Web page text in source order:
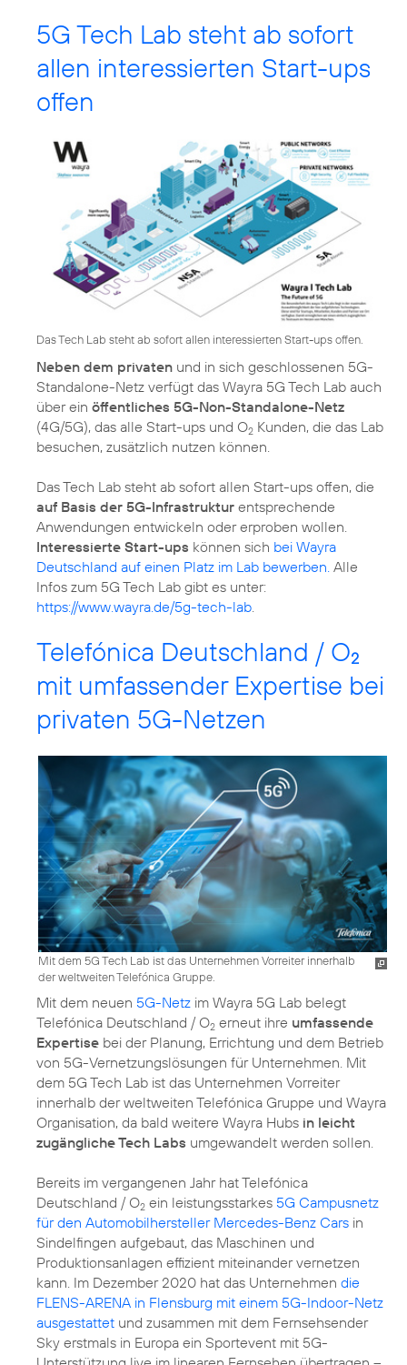
5G Tech Lab steht ab sofort
allen interessierten Start-ups
offen
Das Tech Lab steht ab sofort allen interessierten Start-ups offen.
Neben dem privaten und in sich geschlossenen 5G-
Standalone-Netz verfügt das Wayra 5G Tech Lab auch
über ein öffentliches 5G-Non-Standalone-Netz
(4G/5G), das alle Start-ups und O2 Kunden, die das Lab
besuchen, zusätzlich nutzen können.
Das Tech Lab steht ab sofort allen Start-ups offen, die
auf Basis der 5G-Infrastruktur entsprechende
Anwendungen entwickeln oder erproben wollen.
Interessierte Start-ups können sich bei Wayra
Deutschland auf einen Platz im Lab bewerben. Alle
Infos zum 5G Tech Lab gibt es unter:
https://www.wayra.de/5g-tech-lab
Telefónica Deutschland / O2
mit umfassender Expertise bei
privaten 5G-Netzen
Mit dem 5G Tech Lab ist das Unternehmen Vorreiter innerhalb
der weltweiten Telefónica Gruppe.
Mit dem neuen 5G-Netz im Wayra 5G Lab belegt
Telefónica Deutschland / O2 erneut ihre umfassende
Expertise bei der Planung, Errichtung und dem Betrieb
von 5G-Vernetzungslösungen für Unternehmen. Mit
dem 5G Tech Lab ist das Unternehmen Vorreiter
innerhalb der weltweiten Telefónica Gruppe und Wayra
Organisation, da bald weitere Wayra Hubs in leicht
zugängliche Tech Labs umgewandelt werden sollen.
Bereits im vergangenen Jahr hat Telefónica
Deutschland / O2 ein leistungsstarkes 5G Campusnetz
für den Automobilhersteller Mercedes-Benz Cars in
Sindelfingen aufgebaut, das Maschinen und
Produktionsanlagen effizient miteinander vernetzen
kann. Im Dezember 2020 hat das Unternehmen die
FLENS-ARENA in Flensburg mit einem 5G-Indoor-Netz
ausgestattet und zusammen mit dem Fernsehsender
Sky erstmals in Europa ein Sportevent mit 5G-